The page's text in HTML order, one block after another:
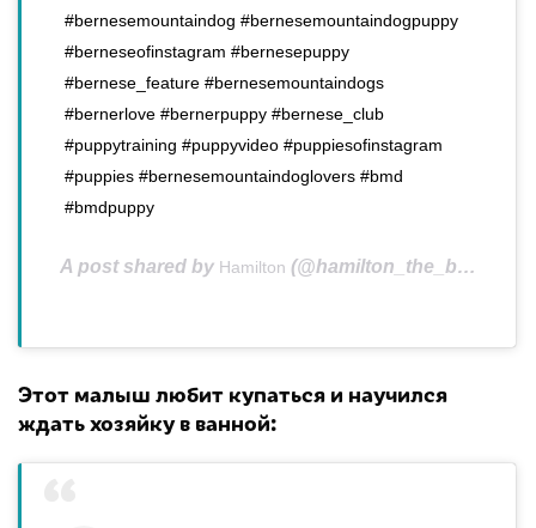
#bernesemountaindog #bernesemountaindogpuppy
#berneseofinstagram #bernesepuppy
#bernese_feature #bernesemountaindogs
#bernerlove #bernerpuppy #bernese_club
#puppytraining #puppyvideo #puppiesofinstagram
#puppies #bernesemountaindoglovers #bmd
#bmdpuppy
A post shared by Hamilton (@hamilton_the_berner) on
Этот малыш любит купаться и научился
ждать хозяйку в ванной: